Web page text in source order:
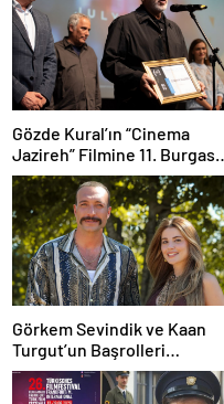
Gözde Kural’ın “Cinema
Jazireh” Filmine 11. Burgas
Uluslararası Film
Festivali’nden “En İyi Film”
Ödülü!
Görkem Sevindik ve Kaan
Turgut’un Başrolleri
Paylaştığı ‘KANTİN’ Filminin
Çekimleri Başladı